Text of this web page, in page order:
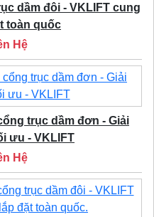
dầm đôi - VKLIFT cung
toàn quốc
Hệ
trục dầm đơn - Giải
ưu - VKLIFT
Hệ